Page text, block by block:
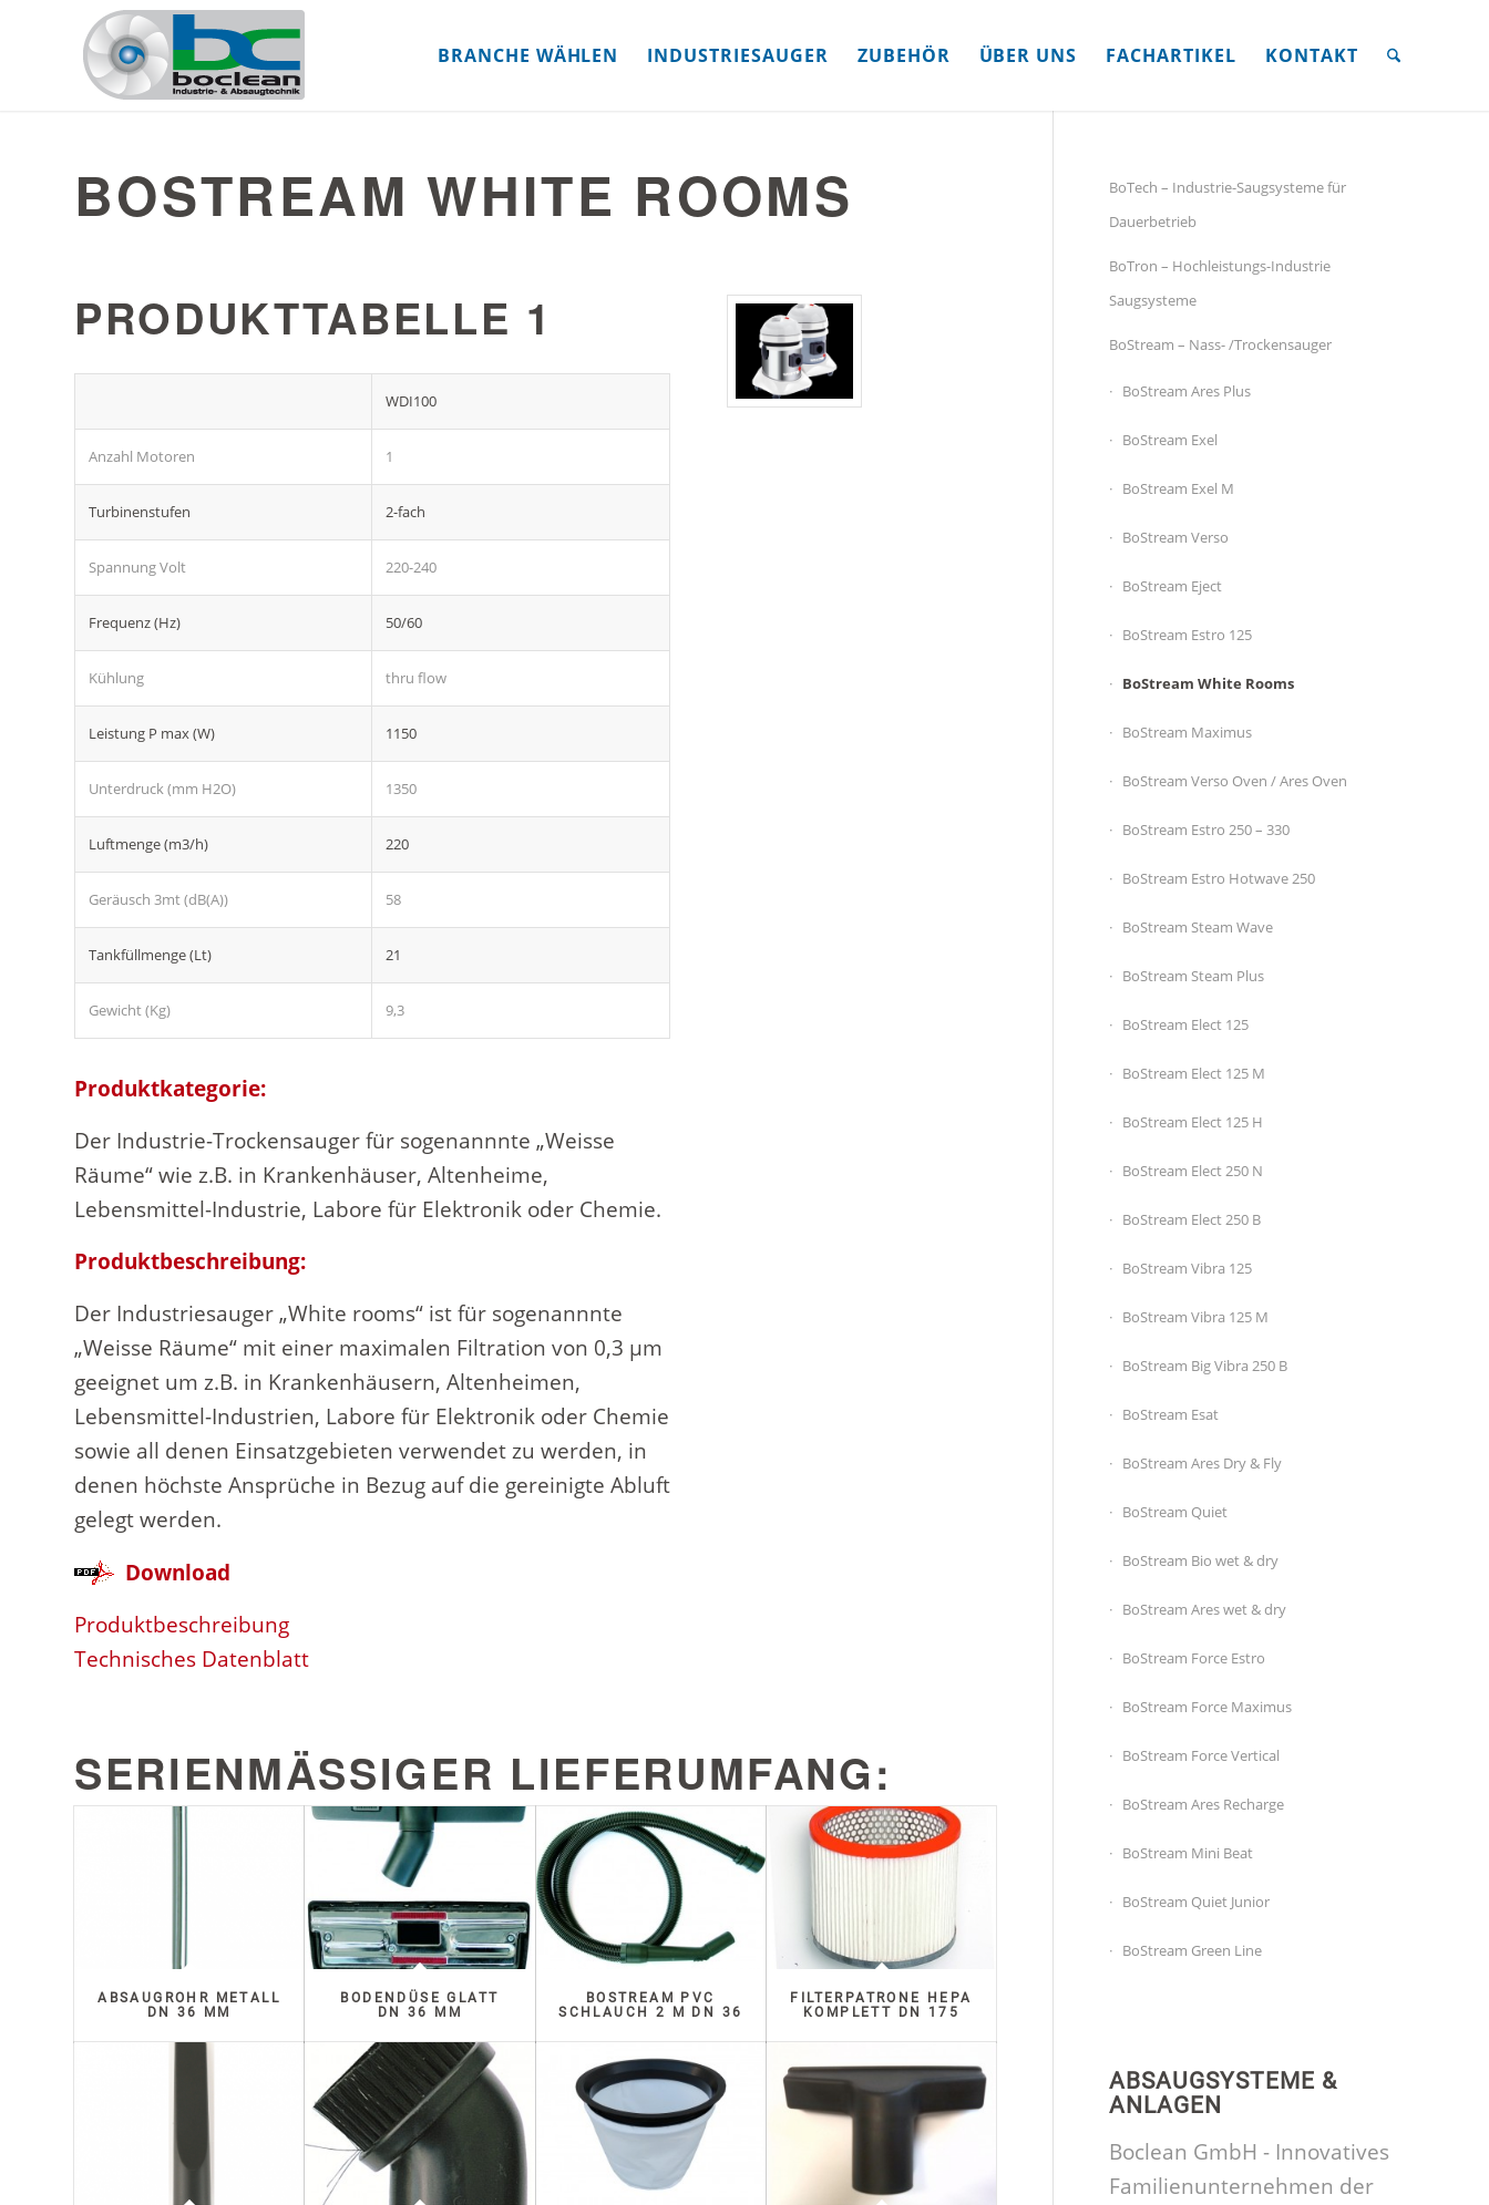
BRANCHE WÄHLEN INDUSTRIESAUGER ZUBEHÖR ÜBER UNS FACHARTIKEL KONTAKT
BOSTREAM WHITE ROOMS
PRODUKTTABELLE 1
WDI100
Anzahl Motoren 1
Turbinenstufen 2-fach
Spannung Volt 220-240
Frequenz (Hz) 50/60
Kühlung thru flow
Leistung P max (W) 1150
Unterdruck (mm H2O) 1350
Luftmenge (m3/h) 220
Geräusch 3mt (dB(A)) 58
Tankfüllmenge (Lt) 21
Gewicht (Kg) 9,3
Produktkategorie:
Der Industrie-Trockensauger für sogenannnte „Weisse
Räume“ wie z.B. in Krankenhäuser, Altenheime,
Lebensmittel-Industrie, Labore für Elektronik oder Chemie.
Produktbeschreibung:
Der Industriesauger „White rooms“ ist für sogenannnte
„Weisse Räume“ mit einer maximalen Filtration von 0,3 μm
geeignet um z.B. in Krankenhäusern, Altenheimen,
Lebensmittel-Industrien, Labore für Elektronik oder Chemie
sowie all denen Einsatzgebieten verwendet zu werden, in
denen höchste Ansprüche in Bezug auf die gereinigte Abluft
gelegt werden.
Download
Produktbeschreibung
Technisches Datenblatt
SERIENMÄSSIGER LIEFERUMFANG:
ABSAUGROHR METALL
DN 36 MM
BODENDÜSE GLATT
DN 36 MM
BOSTREAM PVC
SCHLAUCH 2 M DN 36
FILTERPATRONE HEPA
KOMPLETT DN 175
BoTech – Industrie-Saugsysteme für
Dauerbetrieb
BoTron – Hochleistungs-Industrie
Saugsysteme
BoStream – Nass- /Trockensauger
BoStream Ares Plus
BoStream Exel
BoStream Exel M
BoStream Verso
BoStream Eject
BoStream Estro 125
BoStream White Rooms
BoStream Maximus
BoStream Verso Oven / Ares Oven
BoStream Estro 250 – 330
BoStream Estro Hotwave 250
BoStream Steam Wave
BoStream Steam Plus
BoStream Elect 125
BoStream Elect 125 M
BoStream Elect 125 H
BoStream Elect 250 N
BoStream Elect 250 B
BoStream Vibra 125
BoStream Vibra 125 M
BoStream Big Vibra 250 B
BoStream Esat
BoStream Ares Dry & Fly
BoStream Quiet
BoStream Bio wet & dry
BoStream Ares wet & dry
BoStream Force Estro
BoStream Force Maximus
BoStream Force Vertical
BoStream Ares Recharge
BoStream Mini Beat
BoStream Quiet Junior
BoStream Green Line
ABSAUGSYSTEME &
ANLAGEN
Boclean GmbH - Innovatives
Familienunternehmen der